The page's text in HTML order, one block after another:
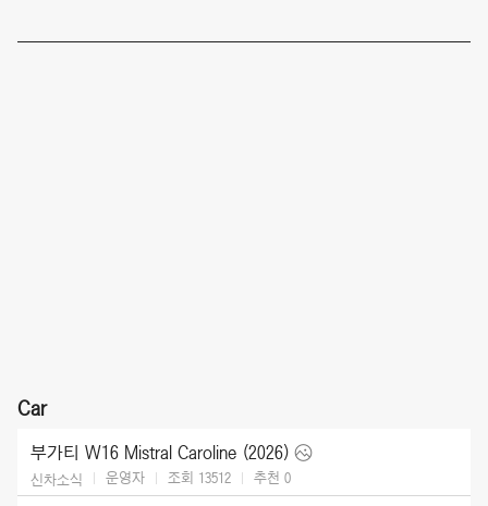
Car
부가티 W16 Mistral Caroline (2026)
신차소식 운영자 조회 13512 추천 0